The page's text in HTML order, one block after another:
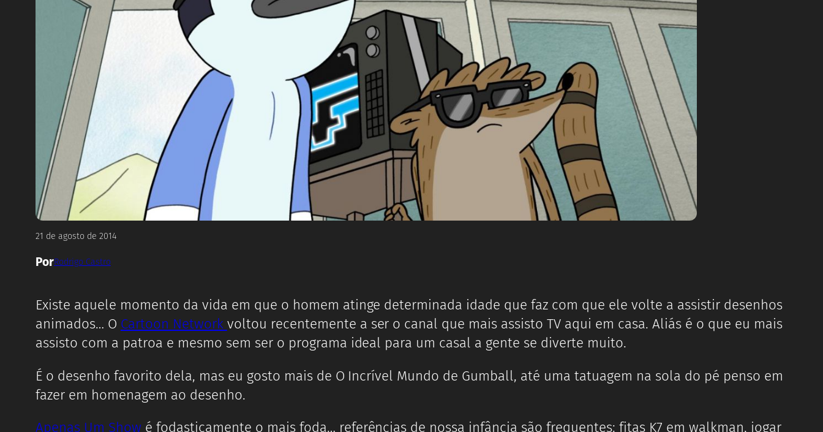
21 de agosto de 2014
PorRodrigo Castro
Existe aquele momento da vida em que o homem atinge determinada idade que faz com que ele volte a assistir desenhos
animados… O Cartoon Network voltou recentemente a ser o canal que mais assisto TV aqui em casa. Aliás é o que eu mais
assisto com a patroa e mesmo sem ser o programa ideal para um casal a gente se diverte muito.
É o desenho favorito dela, mas eu gosto mais de O Incrível Mundo de Gumball, até uma tatuagem na sola do pé penso em
fazer em homenagem ao desenho.
Apenas Um Show é fodasticamente o mais foda… referências de nossa infância são frequentes: fitas K7 em walkman, jogar